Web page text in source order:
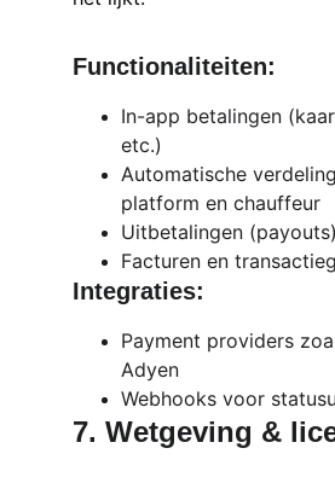
Functionaliteiten:
In-app betalingen
etc.)
Automatische
platform en chauffeur
Uitbetalingen (payouts)
Facturen en
Integraties:
Payment providers
Adyen
Webhooks voor
7. Wetgeving &